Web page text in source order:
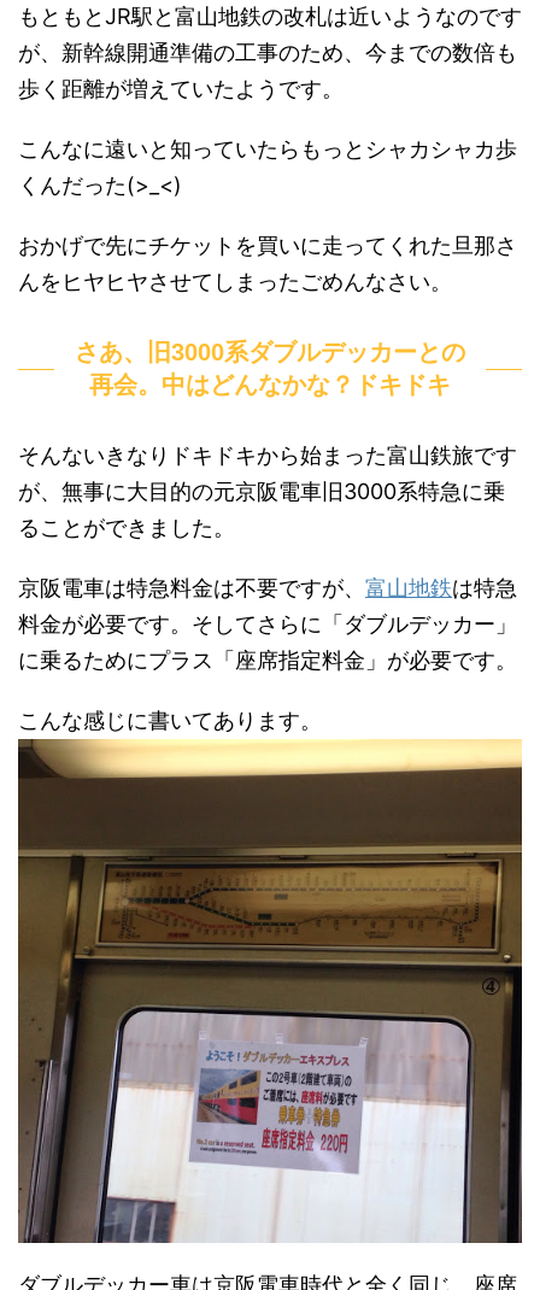
もともとJR駅と富山地鉄の改札は近いようなのです
が、新幹線開通準備の工事のため、今までの数倍も
歩く距離が増えていたようです。
こんなに遠いと知っていたらもっとシャカシャカ歩
くんだった(>_<)
おかげで先にチケットを買いに走ってくれた旦那さ
んをヒヤヒヤさせてしまったごめんなさい。
さあ、旧3000系ダブルデッカーとの
再会。中はどんなかな？ドキドキ
そんないきなりドキドキから始まった富山鉄旅です
が、無事に大目的の元京阪電車旧3000系特急に乗
ることができました。
京阪電車は特急料金は不要ですが、 富山地鉄は特急
料金が必要です。そしてさらに「ダブルデッカー」
に乗るためにプラス「座席指定料金」が必要です。
こんな感じに書いてあります。
ダブルデッカー車は京阪電車時代と全く同じ。座席